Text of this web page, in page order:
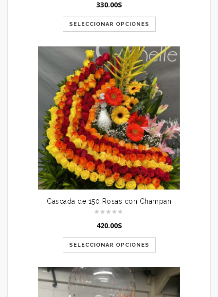
330.00$
SELECCIONAR OPCIONES
Cascada de 150 Rosas con Champan
420.00$
SELECCIONAR OPCIONES